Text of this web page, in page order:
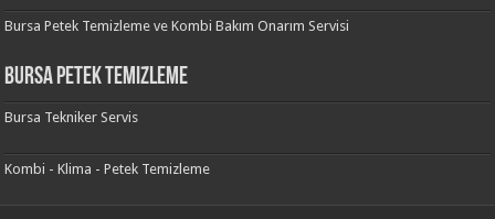
Bursa Petek Temizleme ve Kombi Bakım Onarım Servisi
Bursa Petek Temizleme
Bursa Tekniker Servis
Kombi - Klima - Petek Temizleme